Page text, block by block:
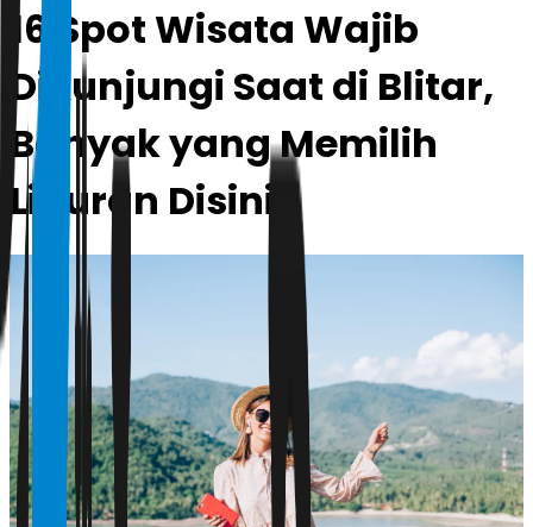
16 Spot Wisata Wajib
Dikunjungi Saat di Blitar,
Banyak yang Memilih
Liburan Disini